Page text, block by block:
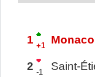
1 +1 Monaco
2 -1 Saint-